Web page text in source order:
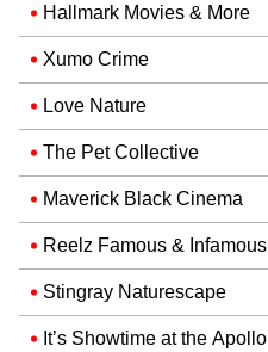
Hallmark Movies & More
Xumo Crime
Love Nature
The Pet Collective
Maverick Black Cinema
Reelz Famous & Infamous
Stingray Naturescape
It’s Showtime at the Apollo